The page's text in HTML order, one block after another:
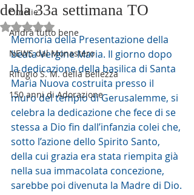
Omelie
Andrà tutto bene
NEWS dal Monastero
Rifugio S. M. della Bellezza
150 anni di Adorazione
della 33a settimana TO
Valutazione NaN stelle su 5.
Memoria della Presentazione della
beata Vergine Maria. Il giorno dopo
la dedicazione della basilica di Santa
Maria Nuova costruita presso il
muro del tempio di Gerusalemme, si
celebra la dedicazione che fece di se
stessa a Dio fin dall’infanzia colei che,
sotto l’azione dello Spirito Santo,
della cui grazia era stata riempita già
nella sua immacolata concezione,
sarebbe poi divenuta la Madre di Dio.